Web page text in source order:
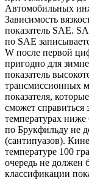
Автомобильных
Зависимость
показатель SAE.
по SAE
W после первой
пригодно для
показатель
трансмиссионных
показателя,
сможет справиться
температурах ниже
по Брукфильду не
(сантипуазов).
температуре 100
очередь не должен
классификации